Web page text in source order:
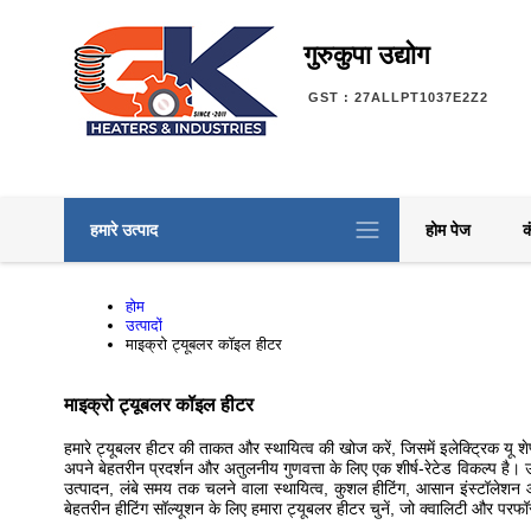
गुरुकुपा उद्योग
GST : 27ALLPT1037E2Z2
हमारे उत्पाद होम पेज
होम
उत्पादों
माइक्रो ट्यूबलर कॉइल हीटर
माइक्रो ट्यूबलर कॉइल हीटर
हमारे ट्यूबलर हीटर की ताकत और स्थायित्व की खोज करें, जिसमें इलेक्ट्रिक यू
अपने बेहतरीन प्रदर्शन और अतुलनीय गुणवत्ता के लिए एक शीर्ष-रेटेड विकल्प है।
उत्पादन, लंबे समय तक चलने वाला स्थायित्व, कुशल हीटिंग, आसान इंस्टॉलेशन
बेहतरीन हीटिंग सॉल्यूशन के लिए हमारा ट्यूबलर हीटर चुनें, जो क्वालिटी और